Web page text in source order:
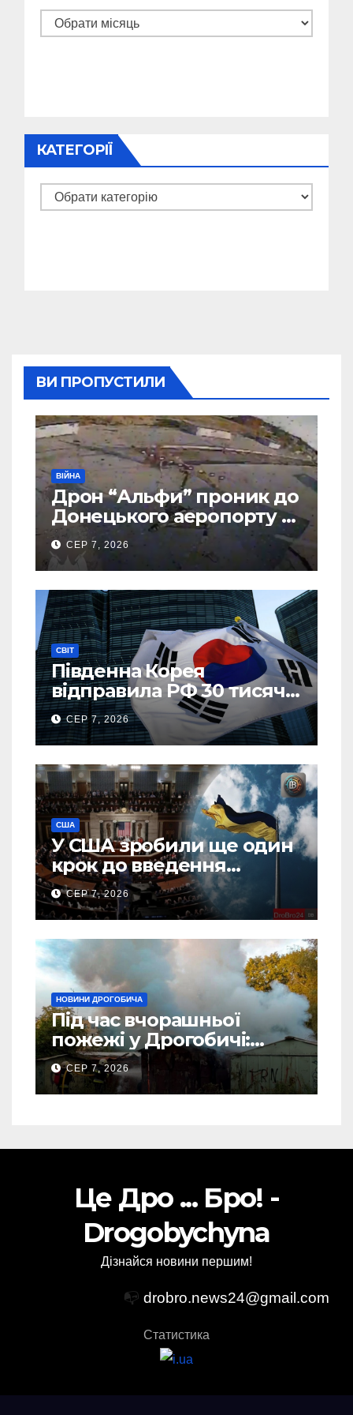
Архіви
КАТЕГОРІЇ
Категорії
ВИ ПРОПУСТИЛИ
ВІЙНА
Дрон “Альфи” проник до
Донецького аеропорту та
спалив “Шахед” ще до
запуску
СЕР 7, 2026
СВІТ
Південна Корея
відправила РФ 30 тисяч
тонн авіапалива
СЕР 7, 2026
США
У США зробили ще один
крок до введення
“пекельних санкцій”
проти Росії
СЕР 7, 2026
НОВИНИ ДРОГОБИЧА
Під час вчорашньої
пожежі у Дрогобичі:
“врятовано” 4 гаражі
(Відео)
СЕР 7, 2026
Це Дро ... Бро! -
Drogobychyna
Дізнайся новини першим!
📭 drobro.news24@gmail.com
Статистика